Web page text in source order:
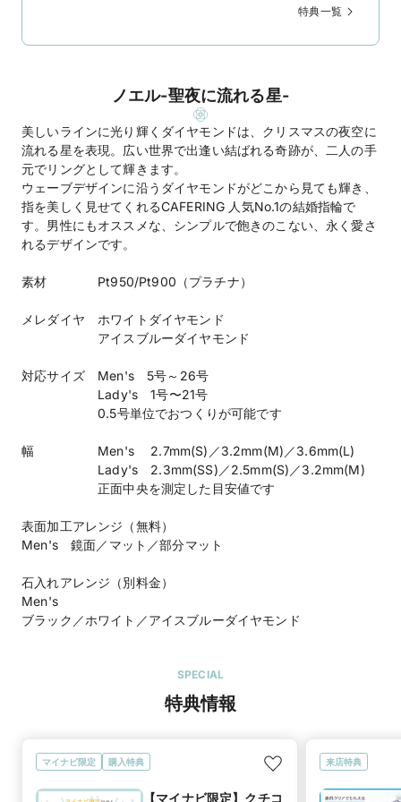
特典一覧
ノエル-聖夜に流れる星-
美しいラインに光り輝くダイヤモンドは、クリスマスの夜空に
流れる星を表現。広い世界で出逢い結ばれる奇跡が、二人の手
元でリングとして輝きます。
ウェーブデザインに沿うダイヤモンドがどこから見ても輝き、
指を美しく見せてくれるCAFERING 人気No.1の結婚指輪で
す。男性にもオススメな、シンプルで飽きのこない、永く愛さ
れるデザインです。
素材 Pt950/Pt900（プラチナ）
メレダイヤ ホワイトダイヤモンド
アイスブルーダイヤモンド
対応サイズ Men's 5号～26号
Lady's 1号〜21号
0.5号単位でおつくりが可能です
幅 Men's 2.7mm(S)／3.2mm(M)／3.6mm(L)
Lady's 2.3mm(SS)／2.5mm(S)／3.2mm(M)
正面中央を測定した目安値です
表面加工アレンジ（無料）
Men's 鏡面／マット／部分マット
石入れアレンジ（別料金）
Men's
ブラック／ホワイト／アイスブルーダイヤモンド
SPECIAL
特典情報
マイナビ限定 購入特典
【マイナビ限定】クチコ
来店特典